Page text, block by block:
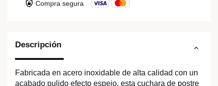
Descripción
Fabricada en acero inoxidable de alta calidad con un
acabado pulido efecto espejo, esta cuchara de postre
Compra segura